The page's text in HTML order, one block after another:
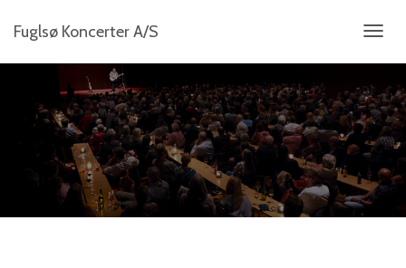
Fuglsø Koncerter A/S